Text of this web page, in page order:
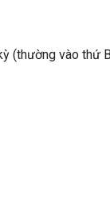
(thường vào thứ